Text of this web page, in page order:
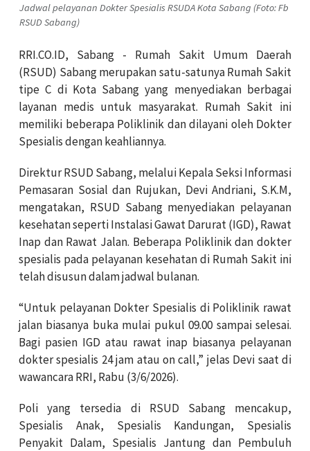
Jadwal pelayanan Dokter Spesialis RSUDA Kota Sabang (Foto: Fb
RSUD Sabang)
RRI.CO.ID, Sabang - Rumah Sakit Umum Daerah
(RSUD) Sabang merupakan satu-satunya Rumah Sakit
tipe C di Kota Sabang yang menyediakan berbagai
layanan medis untuk masyarakat. Rumah Sakit ini
memiliki beberapa Poliklinik dan dilayani oleh Dokter
Spesialis dengan keahliannya.
Direktur RSUD Sabang, melalui Kepala Seksi Informasi
Pemasaran Sosial dan Rujukan, Devi Andriani, S.K.M,
mengatakan, RSUD Sabang menyediakan pelayanan
kesehatan seperti Instalasi Gawat Darurat (IGD), Rawat
Inap dan Rawat Jalan. Beberapa Poliklinik dan dokter
spesialis pada pelayanan kesehatan di Rumah Sakit ini
telah disusun dalam jadwal bulanan.
“Untuk pelayanan Dokter Spesialis di Poliklinik rawat
jalan biasanya buka mulai pukul 09.00 sampai selesai.
Bagi pasien IGD atau rawat inap biasanya pelayanan
dokter spesialis 24 jam atau on call,” jelas Devi saat di
wawancara RRI, Rabu (3/6/2026).
Poli yang tersedia di RSUD Sabang mencakup,
Spesialis Anak, Spesialis Kandungan, Spesialis
Penyakit Dalam, Spesialis Jantung dan Pembuluh